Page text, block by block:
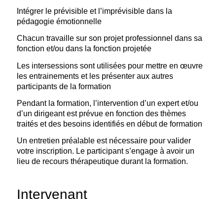
Intégrer le prévisible et l’imprévisible dans la
pédagogie émotionnelle
Chacun travaille sur son projet professionnel dans sa
fonction et/ou dans la fonction projetée
Les intersessions sont utilisées pour mettre en œuvre
les entrainements et les présenter aux autres
participants de la formation
Pendant la formation, l’intervention d’un expert et/ou
d’un dirigeant est prévue en fonction des thèmes
traités et des besoins identifiés en début de formation
Un entretien préalable est nécessaire pour valider
votre inscription. Le participant s’engage à avoir un
lieu de recours thérapeutique durant la formation.
Intervenant